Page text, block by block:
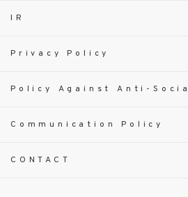
IR
Privacy Policy
Policy Against Anti-
Communication Policy
CONTACT